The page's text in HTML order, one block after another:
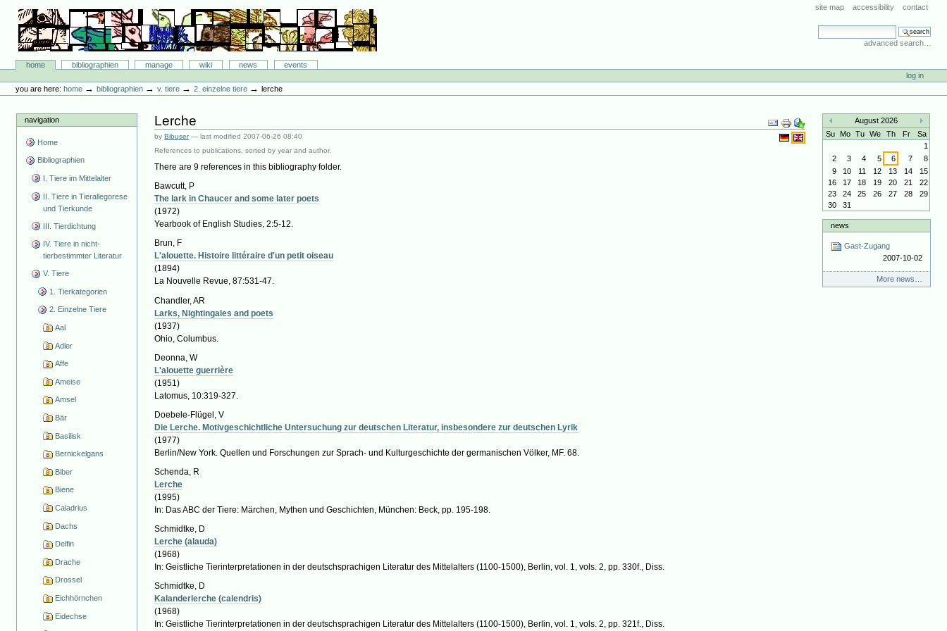
content.
navigation
site map accessibility contact
search site
advanced search…
Bibliographie-Portal
Sectionshome bibliographien manage wiki news
events
tools
log in
you are here: home →bibliographien →v. tiere →2. einzelne tiere →lerche
navigation
Home
Bibliographien
I. Tiere im Mittelalter
II. Tiere in Tierallegorese
und Tierkunde
III. Tierdichtung
IV. Tiere in nicht-
tierbestimmter Literatur
V. Tiere
1. Tierkategorien
2. Einzelne Tiere
Aal
Adler
Affe
Ameise
Amsel
Bär
Basilisk
Bernickelgans
Biber
Biene
Caladrius
Dachs
Delfin
Drache
Drossel
Eichhörnchen
Eidechse
Document
Actions
Lerche
by Bibuser — last modified2007-06-26 08:40
References to publications, sorted by year and author.
There are 9 references in this bibliography folder.
Bawcutt, P
The lark in Chaucer and some later poets
(1972)
Yearbook of English Studies, 2:5-12.
Brun, F
L'alouette. Histoire littéraire d'un petit oiseau
(1894)
La Nouvelle Revue, 87:531-47.
Chandler, AR
Larks, Nightingales and poets
(1937)
Ohio, Columbus.
Deonna, W
L'alouette guerrière
(1951)
Latomus, 10:319-327.
Doebele-Flügel, V
Die Lerche. Motivgeschichtliche Untersuchung zur deutschen Literatur, insbesondere zur deutschen Lyrik
(1977)
Berlin/New York. Quellen und Forschungen zur Sprach- und Kulturgeschichte der germanischen Völker, MF. 68.
Schenda, R
Lerche
(1995)
In: Das ABC der Tiere: Märchen, Mythen und Geschichten, München: Beck, pp. 195-198.
Schmidtke, D
Lerche (alauda)
(1968)
In: Geistliche Tierinterpretationen in der deutschsprachigen Literatur des Mittelalters (1100-1500), Berlin, vol. 1, vols. 2, pp. 330f., Diss.
Schmidtke, D
Kalanderlerche (calendris)
(1968)
In: Geistliche Tierinterpretationen in der deutschsprachigen Literatur des Mittelalters (1100-1500), Berlin, vol. 1, vols. 2, pp. 321f., Diss.
«
August 2026
»
Su Mo Tu We Th Fr
Sa
1
2
3 4 5 6 7
8
9
10 11 12 13 14
15
16
17 18 19 20 21
22
23
24 25 26 27 28
29
30
31
news
Gast-Zugang
2007-10-02
More news…